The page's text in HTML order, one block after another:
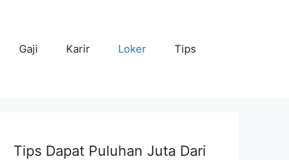
Gaji Karir Loker Tips
Tips Dapat Puluhan Juta Dari